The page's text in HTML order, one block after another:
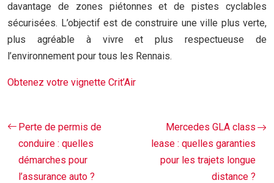
davantage de zones piétonnes et de pistes cyclables
sécurisées. L’objectif est de construire une ville plus verte,
plus agréable à vivre et plus respectueuse de
l’environnement pour tous les Rennais.
Obtenez votre vignette Crit’Air
Perte de permis de
conduire : quelles
démarches pour
l’assurance auto ?
Mercedes GLA class
lease : quelles garanties
pour les trajets longue
distance ?